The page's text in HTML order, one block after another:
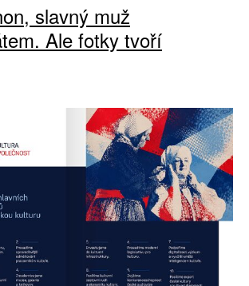
slavný muž
Ale fotky tvoří